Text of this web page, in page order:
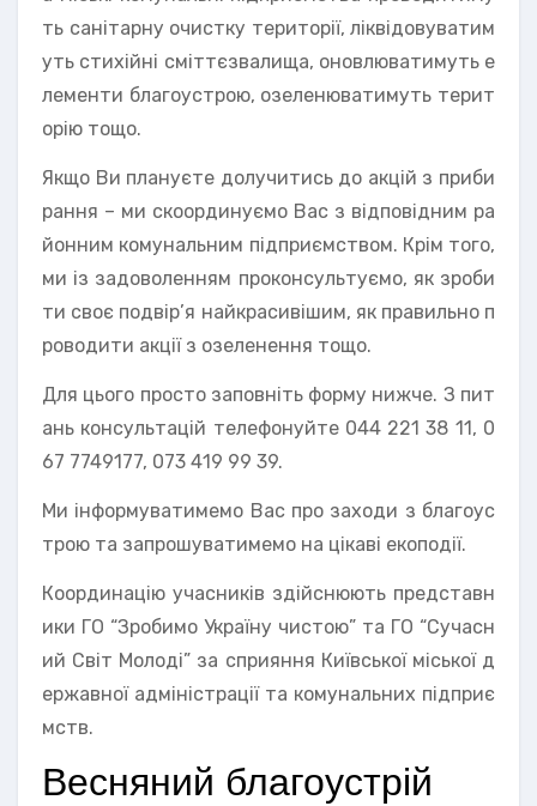
ть санітарну очистку території, ліквідовуватим
уть стихійні сміттєзвалища, оновлюватимуть е
лементи благоустрою, озеленюватимуть терит
орію тощо.
Якщо Ви плануєте долучитись до акцій з приби
рання – ми скоординуємо Вас з відповідним ра
йонним комунальним підприємством. Крім того,
ми із задоволенням проконсультуємо, як зроби
ти своє подвір’я найкрасивішим, як правильно п
роводити акції з озеленення тощо.
Для цього просто заповніть форму нижче. З пит
ань консультацій телефонуйте 044 221 38 11, 0
67 7749177, 073 419 99 39.
Ми інформуватимемо Вас про заходи з благоус
трою та запрошуватимемо на цікаві екоподії.
Координацію учасників здійснюють представн
ики ГО “Зробимо Україну чистою” та ГО “Сучасн
ий Світ Молоді” за сприяння Київської міської д
ержавної адміністрації та комунальних підприє
мств.